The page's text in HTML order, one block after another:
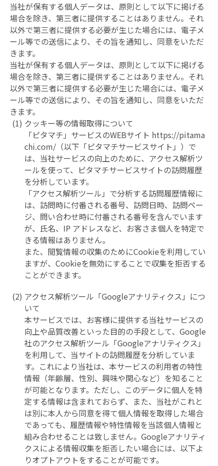
当社が保有する個人データは、原則として以下に掲げる
場合を除き、第三者に提供することはありません。それ
以外で第三者に提供する必要が生じた場合には、電子メ
ール等での送信により、その旨を通知し、同意をいただ
きます。
当社が保有する個人データは、原則として以下に掲げる
場合を除き、第三者に提供することはありません。それ
以外で第三者に提供する必要が生じた場合には、電子メ
ール等での送信により、その旨を通知し、同意をいただ
きます。
クッキー等の情報取得について
「ピタマチ」サービスのWEBサイト https://pitama
chi.com/（以下「ピタマチサービスサイト」）で
は、当社サービスの向上のために、アクセス解析ツ
ールを使って、ピタマチサービスサイトの訪問履歴
を分析しています。
「アクセス解析ツール」で分析する訪問履歴情報に
は、訪問時に付番される番号、訪問日時、訪問ペー
ジ、問い合わせ時に付番される番号を含んでいます
が、氏名、IP アドレスなど、お客さま個人を特定で
きる情報はありません。
また、閲覧情報の収集のためにCookieを利用してい
ますが、Cookieを無効にすることで収集を拒否する
ことができます。
アクセス解析ツール「Googleアナリティクス」につ
いて
本サービスでは、お客様に提供する当社サービスの
向上や品質改善といった目的の手段として、Google
社のアクセス解析ツール「Googleアナリティクス」
を利用して、当サイトの訪問履歴を分析していま
す。これにより当社は、本サービスの利用者の特性
情報（年齢層、性別、興味や関心など）を知ること
が可能となります。ただし、このデータに個人を特
定する情報は含まれておらず、また、当社がこれと
は別に本人から同意を得て個人情報を取得した場合
であっても、履歴情報や特性情報を当該個人情報と
組み合わせることは致しません。Googleアナリティ
クスによる情報収集を拒否したい場合には、以下よ
りオプトアウトをすることが可能です。